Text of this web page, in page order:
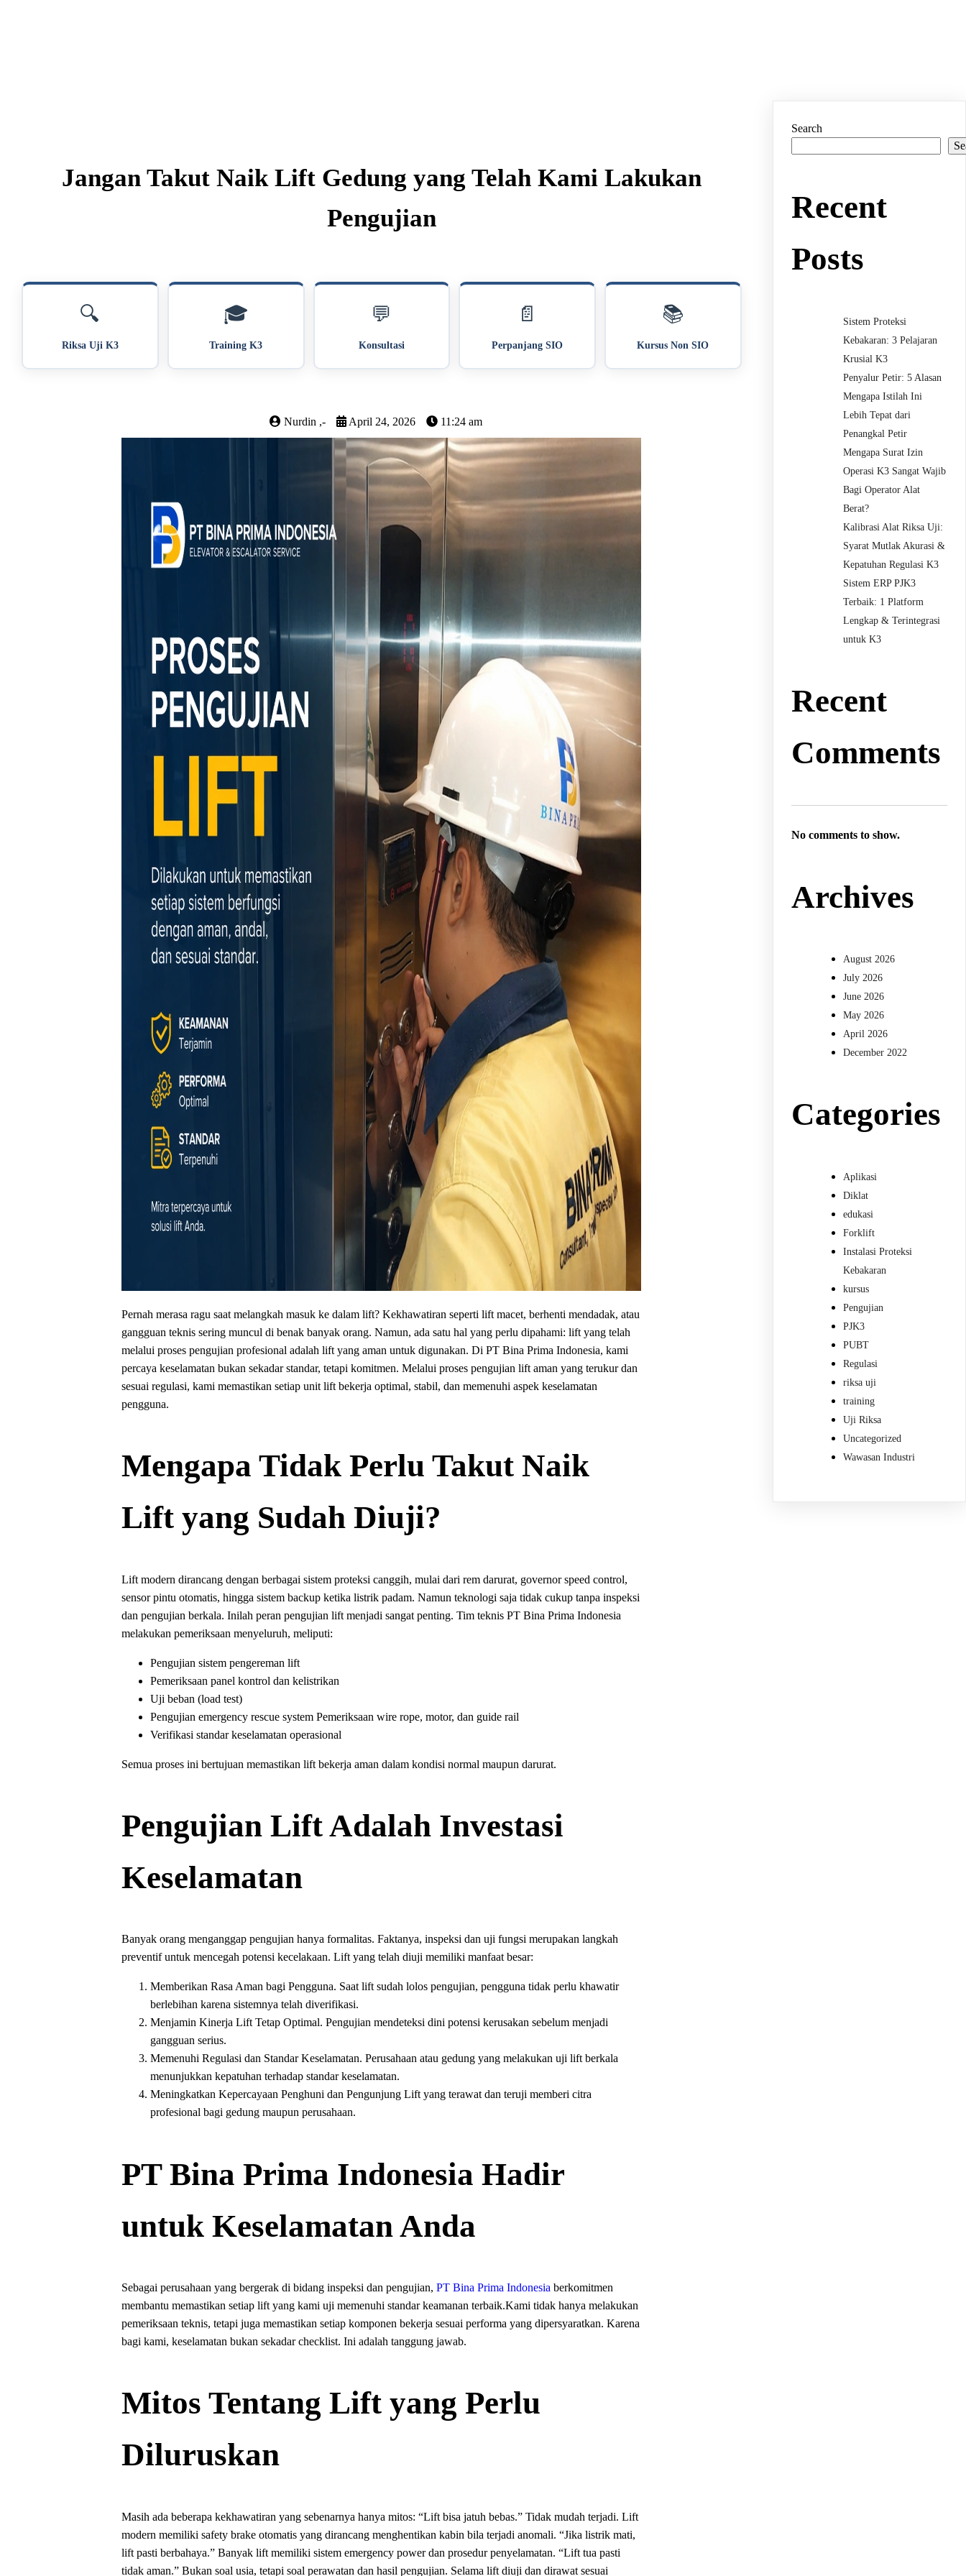
Jangan Takut Naik Lift Gedung yang Telah Kami Lakukan
Pengujian
🔍
Riksa Uji K3
🎓
Training K3
💬
Konsultasi
📄
Perpanjang SIO
📚
Kursus Non SIO
Nurdin ,- April 24, 2026 11:24 am
Pernah merasa ragu saat melangkah masuk ke dalam lift? Kekhawatiran seperti lift macet, berhenti mendadak, atau
gangguan teknis sering muncul di benak banyak orang. Namun, ada satu hal yang perlu dipahami: lift yang telah
melalui proses pengujian profesional adalah lift yang aman untuk digunakan. Di PT Bina Prima Indonesia, kami
percaya keselamatan bukan sekadar standar, tetapi komitmen. Melalui proses pengujian lift aman yang terukur dan
sesuai regulasi, kami memastikan setiap unit lift bekerja optimal, stabil, dan memenuhi aspek keselamatan
pengguna.
Mengapa Tidak Perlu Takut Naik
Lift yang Sudah Diuji?
Lift modern dirancang dengan berbagai sistem proteksi canggih, mulai dari rem darurat, governor speed control,
sensor pintu otomatis, hingga sistem backup ketika listrik padam. Namun teknologi saja tidak cukup tanpa inspeksi
dan pengujian berkala. Inilah peran pengujian lift menjadi sangat penting. Tim teknis PT Bina Prima Indonesia
melakukan pemeriksaan menyeluruh, meliputi:
Pengujian sistem pengereman lift
Pemeriksaan panel kontrol dan kelistrikan
Uji beban (load test)
Pengujian emergency rescue system Pemeriksaan wire rope, motor, dan guide rail
Verifikasi standar keselamatan operasional
Semua proses ini bertujuan memastikan lift bekerja aman dalam kondisi normal maupun darurat.
Pengujian Lift Adalah Investasi
Keselamatan
Banyak orang menganggap pengujian hanya formalitas. Faktanya, inspeksi dan uji fungsi merupakan langkah
preventif untuk mencegah potensi kecelakaan. Lift yang telah diuji memiliki manfaat besar:
Memberikan Rasa Aman bagi Pengguna. Saat lift sudah lolos pengujian, pengguna tidak perlu khawatir
berlebihan karena sistemnya telah diverifikasi.
Menjamin Kinerja Lift Tetap Optimal. Pengujian mendeteksi dini potensi kerusakan sebelum menjadi
gangguan serius.
Memenuhi Regulasi dan Standar Keselamatan. Perusahaan atau gedung yang melakukan uji lift berkala
menunjukkan kepatuhan terhadap standar keselamatan.
Meningkatkan Kepercayaan Penghuni dan Pengunjung Lift yang terawat dan teruji memberi citra
profesional bagi gedung maupun perusahaan.
PT Bina Prima Indonesia Hadir
untuk Keselamatan Anda
Sebagai perusahaan yang bergerak di bidang inspeksi dan pengujian,PT Bina Prima Indonesia berkomitmen
membantu memastikan setiap lift yang kami uji memenuhi standar keamanan terbaik.Kami tidak hanya melakukan
pemeriksaan teknis, tetapi juga memastikan setiap komponen bekerja sesuai performa yang dipersyaratkan. Karena
bagi kami, keselamatan bukan sekadar checklist. Ini adalah tanggung jawab.
Mitos Tentang Lift yang Perlu
Diluruskan
Masih ada beberapa kekhawatiran yang sebenarnya hanya mitos: “Lift bisa jatuh bebas.” Tidak mudah terjadi. Lift
modern memiliki safety brake otomatis yang dirancang menghentikan kabin bila terjadi anomali. “Jika listrik mati,
lift pasti berbahaya.” Banyak lift memiliki sistem emergency power dan prosedur penyelamatan. “Lift tua pasti
tidak aman.” Bukan soal usia, tetapi soal perawatan dan hasil pengujian. Selama lift diuji dan dirawat sesuai
Search
Recent
Posts
Sistem Proteksi
Kebakaran: 3 Pelajaran
Krusial K3
Penyalur Petir: 5 Alasan
Mengapa Istilah Ini
Lebih Tepat dari
Penangkal Petir
Mengapa Surat Izin
Operasi K3 Sangat Wajib
Bagi Operator Alat
Berat?
Kalibrasi Alat Riksa Uji:
Syarat Mutlak Akurasi &
Kepatuhan Regulasi K3
Sistem ERP PJK3
Terbaik: 1 Platform
Lengkap & Terintegrasi
untuk K3
Recent
Comments
No comments to show.
Archives
August 2026
July 2026
June 2026
May 2026
April 2026
December 2022
Categories
Aplikasi
Diklat
edukasi
Forklift
Instalasi Proteksi
Kebakaran
kursus
Pengujian
PJK3
PUBT
Regulasi
riksa uji
training
Uji Riksa
Uncategorized
Wawasan Industri